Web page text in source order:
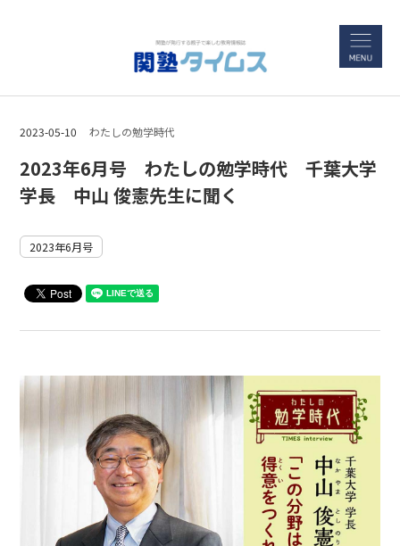
2023-05-10 わたしの勉学時代
2023年6月号 わたしの勉学時代 千葉大学
学長 中山 俊憲先生に聞く
2023年6月号